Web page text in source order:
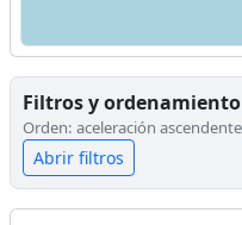
Filtros y ordenamiento
Orden: aceleración
Abrir filtros